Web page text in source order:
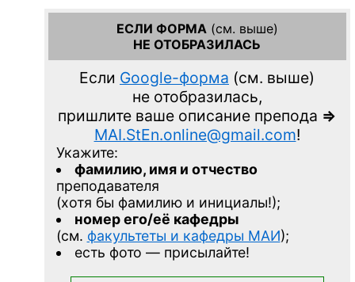
ЕСЛИ ФОРМА (см. выше)
НЕ ОТОБРАЗИЛАСЬ
Если Google-форма (см. выше)
не отобразилась,
пришлите ваше описание препода =>
MAI.StEn.online@gmail.com!
Укажите:
фамилию, имя и отчество
преподавателя
(хотя бы фамилию и инициалы!);
номер его/её кафедры
(см. факультеты и кафедры МАИ);
есть фото — присылайте!